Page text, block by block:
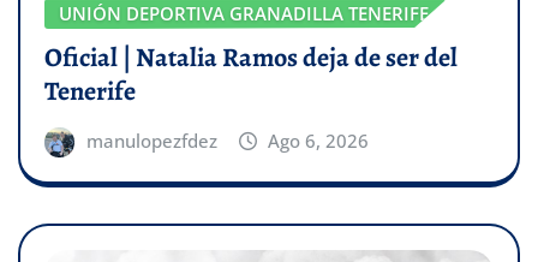
UNIÓN DEPORTIVA GRANADILLA TENERIFE
Oficial | Natalia Ramos deja de ser del
Tenerife
manulopezfdez Ago 6, 2026